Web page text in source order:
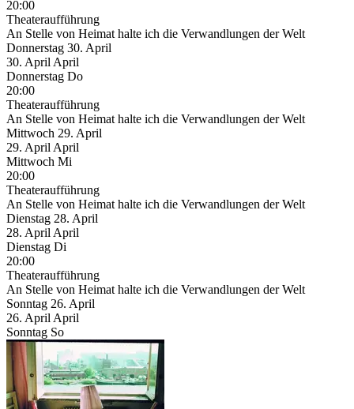
20:00
Theateraufführung
An Stelle von Heimat halte ich die Verwandlungen der Welt
Donnerstag 30. April
30. April April
Donnerstag Do
20:00
Theateraufführung
An Stelle von Heimat halte ich die Verwandlungen der Welt
Mittwoch 29. April
29. April April
Mittwoch Mi
20:00
Theateraufführung
An Stelle von Heimat halte ich die Verwandlungen der Welt
Dienstag 28. April
28. April April
Dienstag Di
20:00
Theateraufführung
An Stelle von Heimat halte ich die Verwandlungen der Welt
Sonntag 26. April
26. April April
Sonntag So